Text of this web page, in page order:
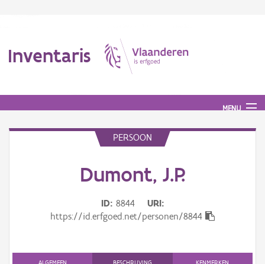
Inventaris
MENU
Waarneming
Gebeurtenis
PERSOON
Dumont, J.P.
ID 8844
URI
https://id.erfgoed.net/personen/8844
ALGEMEEN BESCHRIJVING KENMERKEN